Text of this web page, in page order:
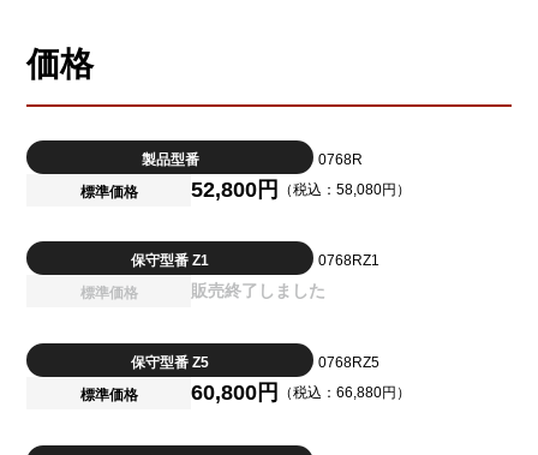
価格
製品型番
0768R
標準価格
52,800円 （税込：58,080円）
保守型番 Z1
0768RZ1
標準価格
販売終了しました
保守型番 Z5
0768RZ5
標準価格
60,800円 （税込：66,880円）